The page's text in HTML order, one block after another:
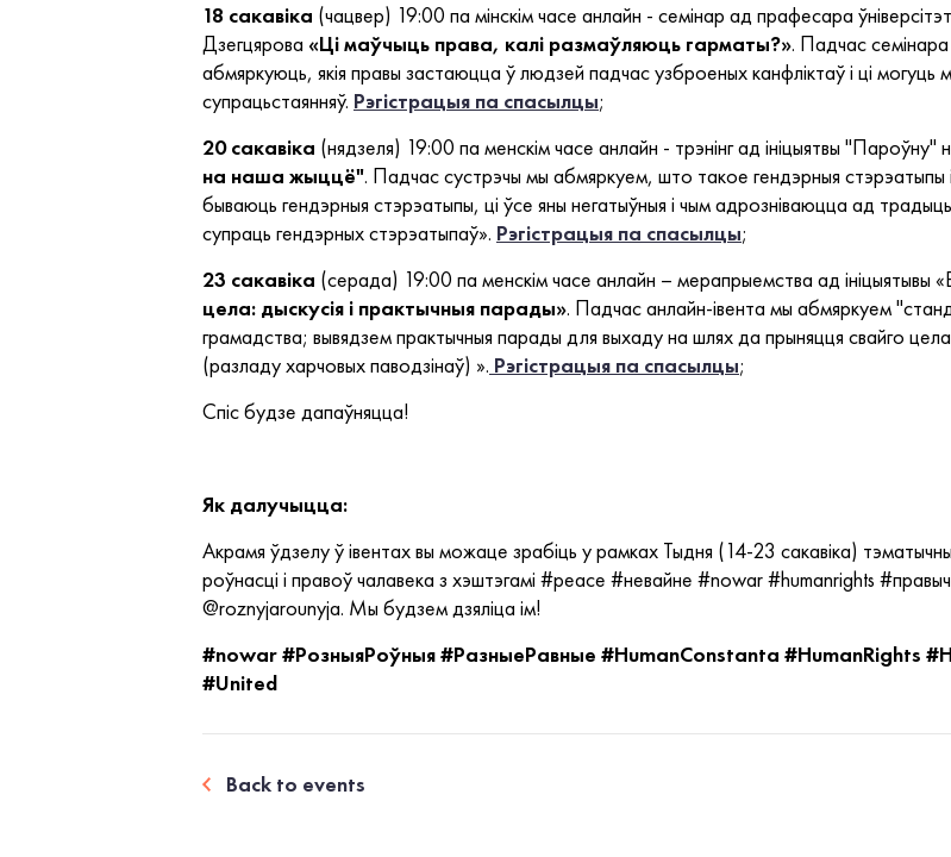
18 сакавіка (чацвер) 19:00 па мінскім часе анлайн - семінар ад прафесара
Дзегцярова «Ці маўчыць права, калі размаўляюць гарматы?». Падчас
абмяркуюць, якія правы застаюцца ў людзей падчас узброеных канфліктаў і ці
супрацьстаянняў. Рэгістрацыя па спасылцы;
20 сакавіка (нядзеля) 19:00 па менскім часе анлайн - трэнінг ад ініцыятвы "Пароўну"
на наша жыццё". Падчас сустрэчы мы абмяркуем, што такое гендэрныя стэрэатыпы
бываюць гендэрныя стэрэатыпы, ці ўсе яны негатыўныя і чым адрозніваюцца ад
супраць гендэрных стэрэатыпаў». Рэгістрацыя па спасылцы;
23 сакавіка (серада) 19:00 па менскім часе анлайн – мерапрыемства ад ініцыятывы
цела: дыскусія і практычныя парады». Падчас анлайн-івента мы абмяркуем
грамадства; вывядзем практычныя парады для выхаду на шлях да прыняцця свайго
(разладу харчовых паводзінаў) ». Рэгістрацыя па спасылцы;
Спіс будзе дапаўняцца!
Як далучыцца:
Акрамя ўдзелу ў івентах вы можаце зрабіць у рамках Тыдня (14-23 сакавіка)
роўнасці і правоў чалавека з хэштэгамі #peace #невайне #nowar #humanrights
@roznyjarounyja. Мы будзем дзяліца ім!
#nowar #РозныяРоўныя #РазныеРавные #HumanConstanta #HumanRights
#United
Back to events